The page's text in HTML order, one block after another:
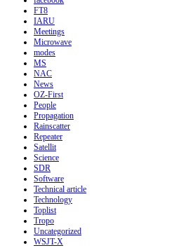
FT8
IARU
Meetings
Microwave
modes
MS
NAC
News
OZ-First
People
Propagation
Rainscatter
Repeater
Satellit
Science
SDR
Software
Technical article
Technology
Toplist
Tropo
Uncategorized
WSJT-X